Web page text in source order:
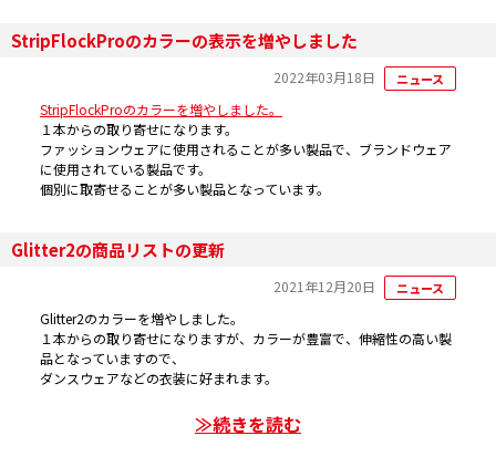
StripFlockProのカラーの表示を増やしました
2022年03月18日 ニュース
StripFlockProのカラーを増やしました。
１本からの取り寄せになります。
ファッションウェアに使用されることが多い製品で、ブランドウェア
に使用されている製品です。
個別に取寄せることが多い製品となっています。
Glitter2の商品リストの更新
2021年12月20日 ニュース
Glitter2のカラーを増やしました。
１本からの取り寄せになりますが、カラーが豊富で、伸縮性の高い製
品となっていますので、
ダンスウェアなどの衣装に好まれます。
≫続きを読む